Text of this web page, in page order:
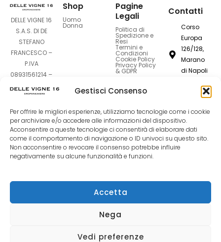
Gestisci Consenso
Per offrire le migliori esperienze, utilizziamo tecnologie come i cookie
per archiviare e/o accedere alle informazioni del dispositivo.
Acconsentire a queste tecnologie ci consentirà di elaborare dati
come il comportamento di navigazione o ID univoci su questo sito.
Non acconsentire o revocare il consenso potrebbe influire
negativamente su alcune funzionalità e funzioni.
Accetta
Nega
Vedi preferenze
DELLE VIGNE 16
S.A.S. DI DE
STEFANO
FRANCESCO –
P.IVA
08931561214 –
Sede Legale:
Corso Europa
80016 Marano
di Napoli (NA)
F
a
c
I
n
s
T
i
k
Shop
Uomo
Donna
Pagine
Legali
Politica di
Spedizione e
Resi
Termini e
Condizioni
Cookie Policy
Privacy Policy
& GDPR
Contatti
Corso
Europa
126/128,
Marano
di Napoli
081
7420994